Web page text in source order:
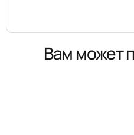
Вам может